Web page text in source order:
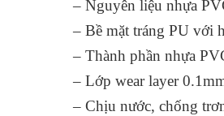
– Nguyên liệu nhựa
– Bề mặt tráng PU với
– Thành phần nhựa
– Lớp wear layer
– Chịu nước, chống